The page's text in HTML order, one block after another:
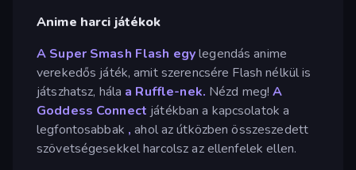
Anime harci játékok
A Super Smash Flash egylegendás anime
verekedős játék, amit szerencsére Flash nélkül is
játszhatsz, hála a Ruffle-nek. Nézd meg!A
Goddess Connect játékban a kapcsolatok a
legfontosabbak , ahol az útközben összeszedett
szövetségesekkel harcolsz az ellenfelek ellen.